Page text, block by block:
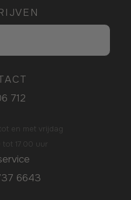
712
en met vrijdag
17.00 uur
6643